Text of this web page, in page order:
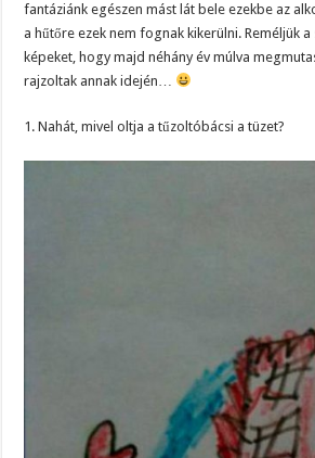
fantáziánk egészen mást lát bele ezekbe az
a hűtőre ezek nem fognak kikerülni. Reméljük a
képeket, hogy majd néhány év múlva
rajzoltak annak idején…
1. Nahát, mivel oltja a tűzoltóbácsi a tüzet?